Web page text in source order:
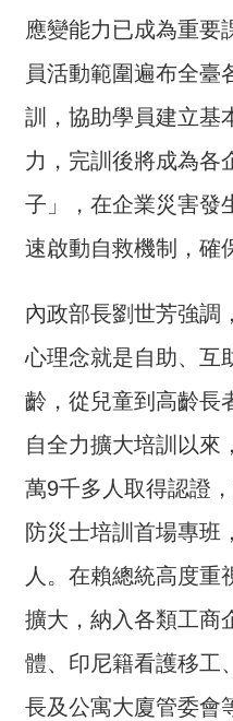
回
頁
網
站
覽
民
信
雙
詞
常
問
電
報
應變能力已成為重要
員活動範圍遍布全臺
訓，協助學員建立基
力，完訓後將成為各
子」，在企業災害發
速啟動自救機制，確
內政部長劉世芳強調
心理念就是自助、互
齡，從兒童到高齡長
自全力擴大培訓以來
萬9千多人取得認證
防災士培訓首場專班
人。在賴總統高度重
擴大，納入各類工商
體、印尼籍看護移工
長及公寓大廈管委會